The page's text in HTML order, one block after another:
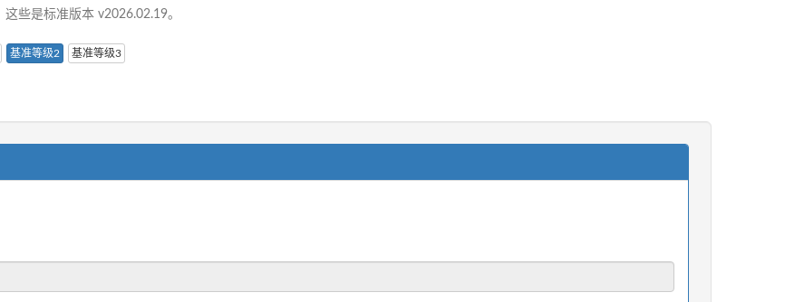
这些是标准版本 v2026.02.19。
基准等级2 基准等级3